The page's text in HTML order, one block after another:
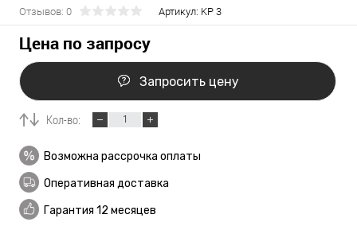
Отзывов: 0 Артикул: KP 3
Цена по запросу
Запросить цену
Кол-во:
Возможна рассрочка оплаты
Оперативная доставка
Гарантия 12 месяцев